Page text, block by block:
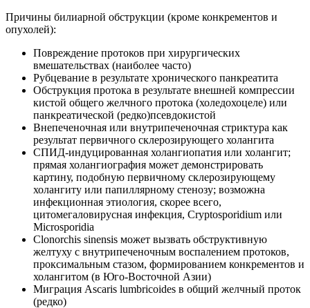
Причины билиарной обструкции (кроме конкрементов и
опухолей):
Повреждение протоков при хирургических
вмешательствах (наиболее часто)
Рубцевание в результате хронического панкреатита
Обструкция протока в результате внешней компрессии
кистой общего желчного протока (холедохоцеле) или
панкреатической (редко)псевдокистой
Внепеченочная или внутрипеченочная стриктура как
результат первичного склерозирующего холангита
СПИД-индуцированная холангиопатия или холангит;
прямая холангиография может демонстрировать
картину, подобную первичному склерозирующему
холангиту или папиллярному стенозу; возможна
инфекционная этиология, скорее всего,
цитомегаловирусная инфекция, Cryptosporidium или
Microsporidia
Clonorchis sinensis может вызвать обструктивную
желтуху с внутрипеченочным воспалением протоков,
проксимальным стазом, формированием конкрементов и
холангитом (в Юго-Восточной Азии)
Миграция Ascaris lumbricoides в общий желчный проток
(редко)